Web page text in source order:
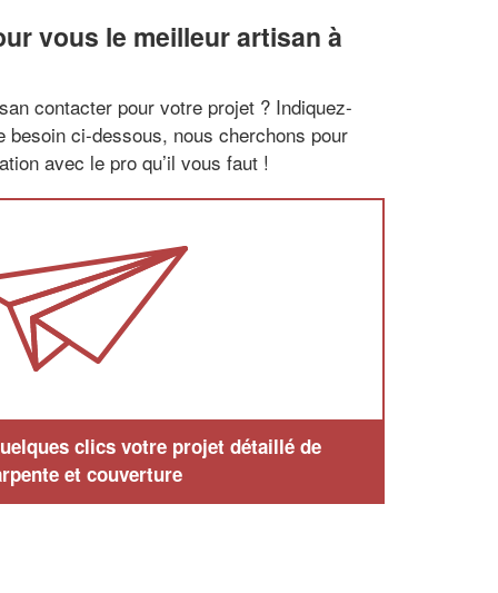
vous le meilleur artisan à
contacter pour votre projet ? Indiquez-
besoin ci-dessous, nous cherchons pour
avec le pro qu’il vous faut !
clics votre projet détaillé de
et couverture